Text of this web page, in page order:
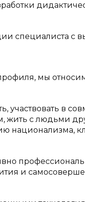
специалиста с
мы
участвовать в
жить с людьми
национализма,
и